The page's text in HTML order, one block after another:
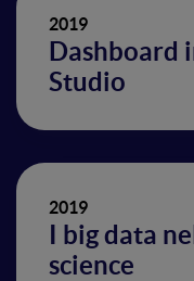
2019
Dashboard
Studio
2019
I big data
science